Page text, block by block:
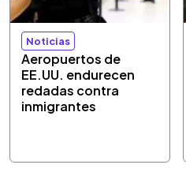
Noticias
Aeropuertos de
EE.UU. endurecen
redadas contra
inmigrantes